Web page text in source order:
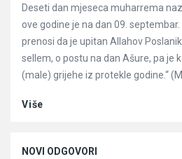
Deseti dan mjeseca muharrema
ove godine je na dan 09. septembar.
prenosi da je upitan Allahov
sellem, o postu na dan Ašure, pa je
(male) grijehe iz protekle godine.“
Više
NOVI ODGOVORI